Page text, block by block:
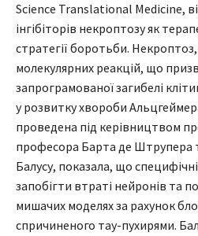
Science Translational Medicine,
інгібіторів некроптозу як
стратегії боротьби.
молекулярних реакцій, що
запрограмованої загибелі
у розвитку хвороби
проведена під керівництвом
професора Барта де Штрупера
Балусу, показала, що
запобігти втраті нейронів та
мишачих моделях за рахунок
спричиненого тау-пухирями.